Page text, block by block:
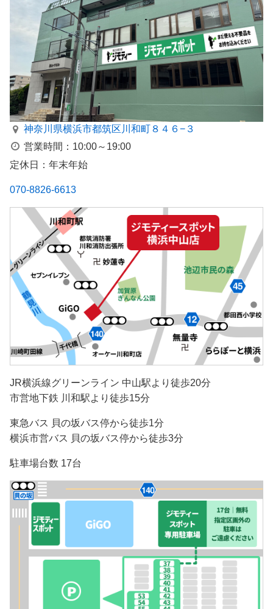
神奈川県横浜市都筑区川和町８４６−３
営業時間：10:00～19:00
定休日：年末年始
070-8826-6613
JR横浜線グリーンライン 中山駅より徒歩20分
市営地下鉄 川和駅より徒歩15分
東急バス 貝の坂バス停から徒歩1分
横浜市営バス 貝の坂バス停から徒歩3分
駐車場台数 17台